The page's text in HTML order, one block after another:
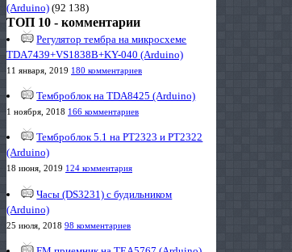
(Arduino) (92 138)
ТОП 10 - комментарии
Регулятор тембра на микросхеме
TDA7439+VS1838B+KY-040 (Arduino)
11 января, 2019 180 комментариев
Темброблок на TDA8425 (Arduino)
1 ноября, 2018 166 комментариев
Темброблок 5.1 на PT2323 и PT2322
(Arduino)
18 июня, 2019 124 комментария
Часы (DS3231) с будильником
(Arduino)
25 июля, 2018 98 комментариев